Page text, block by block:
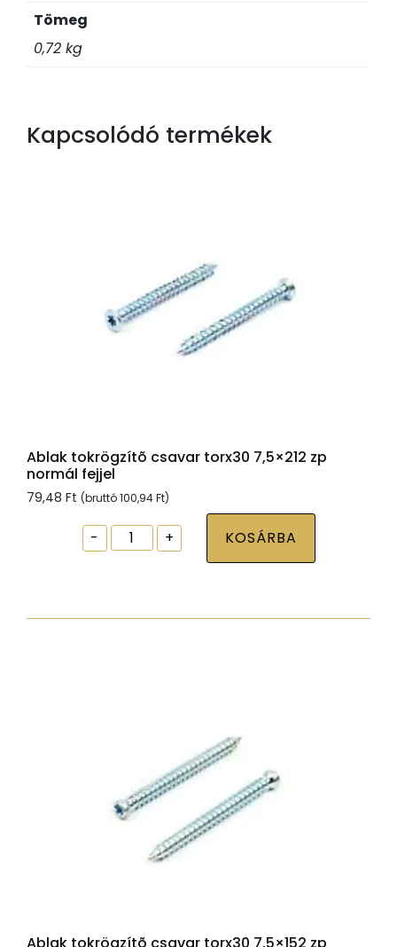
Tömeg
0,72 kg
Kapcsolódó termékek
Ablak tokrögzítõ csavar torx30 7,5×212 zp
normál fejjel
79,48 Ft (bruttó100,94Ft)
-
Ablak
tokrögzítõ
7,5x212
+ KOSÁRBA
Ablak tokrögzítõ csavar torx30 7,5×152 zp